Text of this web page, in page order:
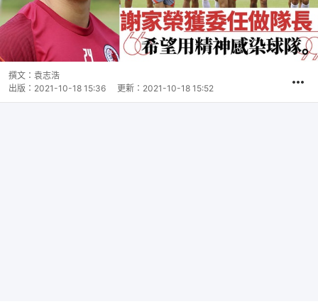
撰文： 袁志浩
出版： 2021-10-18 15:36 更新： 2021-10-18 15:52